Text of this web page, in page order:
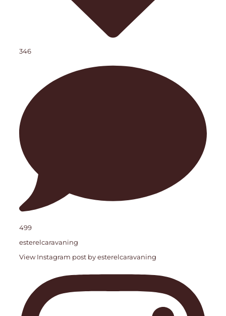
346
499
esterelcaravaning
View Instagram post by esterelcaravaning